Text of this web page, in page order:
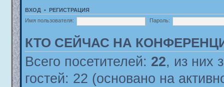
ВХОД• РЕГИСТРАЦИЯ
Имя пользователя:
Пароль:
КТО СЕЙЧАС НА
Всего посетителей: 22, из них
гостей: 22 (основано на